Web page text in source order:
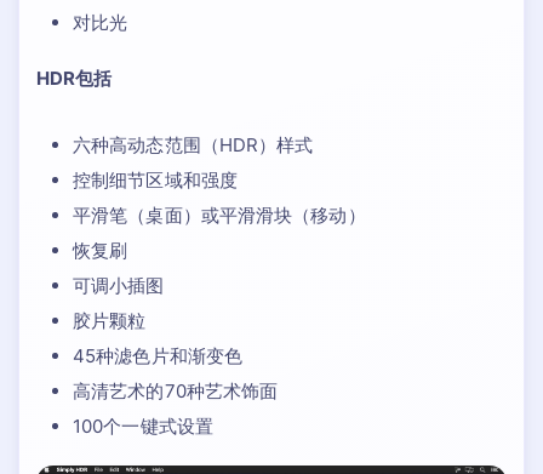
对比光
HDR包括
六种高动态范围（HDR）样式
控制细节区域和强度
平滑笔（桌面）或平滑滑块（移动）
恢复刷
可调小插图
胶片颗粒
45种滤色片和渐变色
高清艺术的70种艺术饰面
100个一键式设置